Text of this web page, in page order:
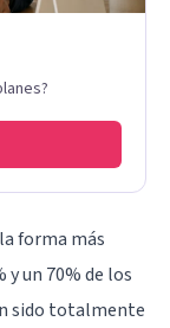
forma más
y un 70% de los
sido totalmente